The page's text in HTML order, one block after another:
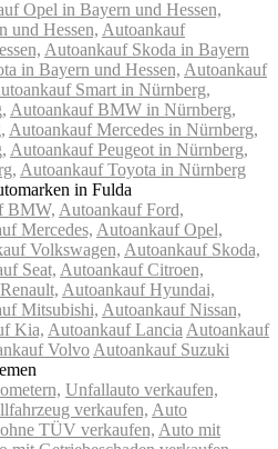
Opel in Bayern und Hessen,
und Hessen, Autoankauf
Autoankauf Skoda in Bayern
in Bayern und Hessen, Autoankauf
Smart in Nürnberg,
Autoankauf BMW in Nürnberg,
Autoankauf Mercedes in Nürnberg,
Autoankauf Peugeot in Nürnberg,
Autoankauf Toyota in Nürnberg
in Fulda
BMW, Autoankauf Ford,
Mercedes, Autoankauf Opel,
Volkswagen, Autoankauf Skoda,
Seat, Autoankauf Citroen,
Autoankauf Hyundai,
Mitsubishi, Autoankauf Nissan,
Kia, Autoankauf Lancia Autoankauf
Volvo Autoankauf Suzuki
Unfallauto verkaufen,
verkaufen, Auto
TÜV verkaufen, Auto mit